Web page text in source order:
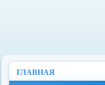
ГЛАВНАЯ